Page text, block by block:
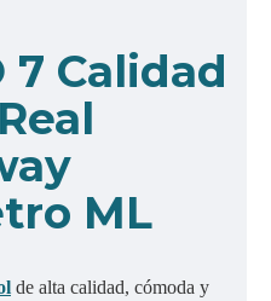
7 Calidad
ML
de alta calidad, cómoda y